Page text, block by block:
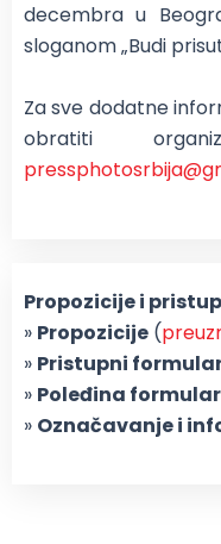
decembra u
sloganom „Budi
Za sve dodatne
obratiti
Propozicije i
» Propozicije (
» Pristupni
» Poleđina
» Označavanje i